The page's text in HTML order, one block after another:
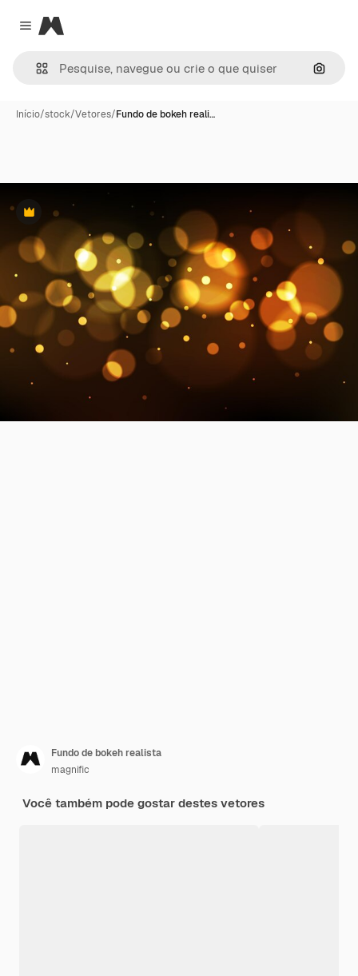
Close menu
Magnific
Início/stock/Vetores/Fundo de bokeh reali…
Premium
Fundo de bokeh realista
magnific
Você também pode gostar destes vetores